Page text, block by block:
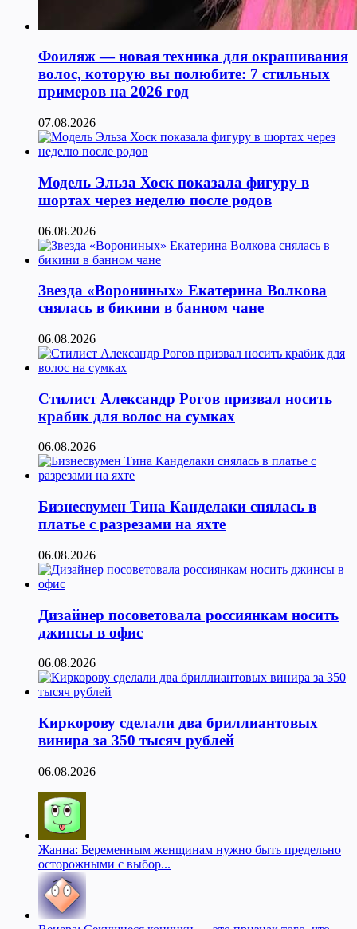
Фоиляж — новая техника для окрашивания
волос, которую вы полюбите: 7 стильных
примеров на 2026 год
07.08.2026
Модель Эльза Хоск показала фигуру в
шортах через неделю после родов
06.08.2026
Звезда «Ворониных» Екатерина Волкова
снялась в бикини в банном чане
06.08.2026
Стилист Александр Рогов призвал носить
крабик для волос на сумках
06.08.2026
Бизнесвумен Тина Канделаки снялась в
платье с разрезами на яхте
06.08.2026
Дизайнер посоветовала россиянкам носить
джинсы в офис
06.08.2026
Киркорову сделали два бриллиантовых
винира за 350 тысяч рублей
06.08.2026
Жанна: Беременным женщинам нужно быть предельно
осторожными с выбор...